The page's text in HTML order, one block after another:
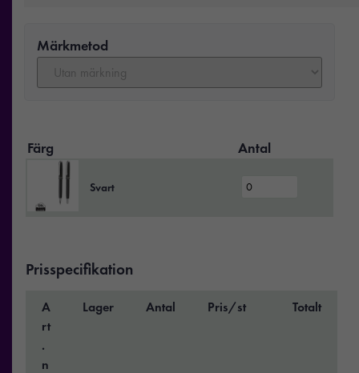
Märkmetod
Färg Antal
Svart
Prisspecifikation
A
rt
.
n
Lager Antal Pris/st Totalt